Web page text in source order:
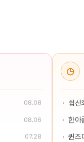
08.06
07.28
07.28
퀸즈
루나